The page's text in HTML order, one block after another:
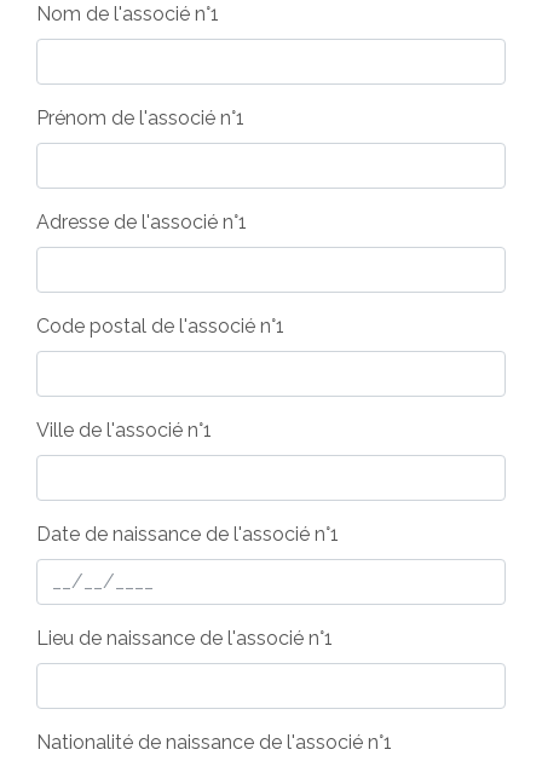
Nom de l'associé n°1
Prénom de l'associé n°1
Adresse de l'associé n°1
Code postal de l'associé n°1
Ville de l'associé n°1
Date de naissance de l'associé n°1
Lieu de naissance de l'associé n°1
Nationalité de naissance de l'associé n°1